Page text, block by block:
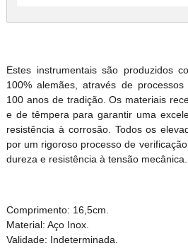
Estes instrumentais são produzidos
100% alemães, através de
100 anos de tradição. Os materiais
e de têmpera para garantir uma
resistência à corrosão. Todos os
por um rigoroso processo de
dureza e resistência à tensão mecânica.
Comprimento: 16,5cm.
Material: Aço Inox.
Validade: Indeterminada.